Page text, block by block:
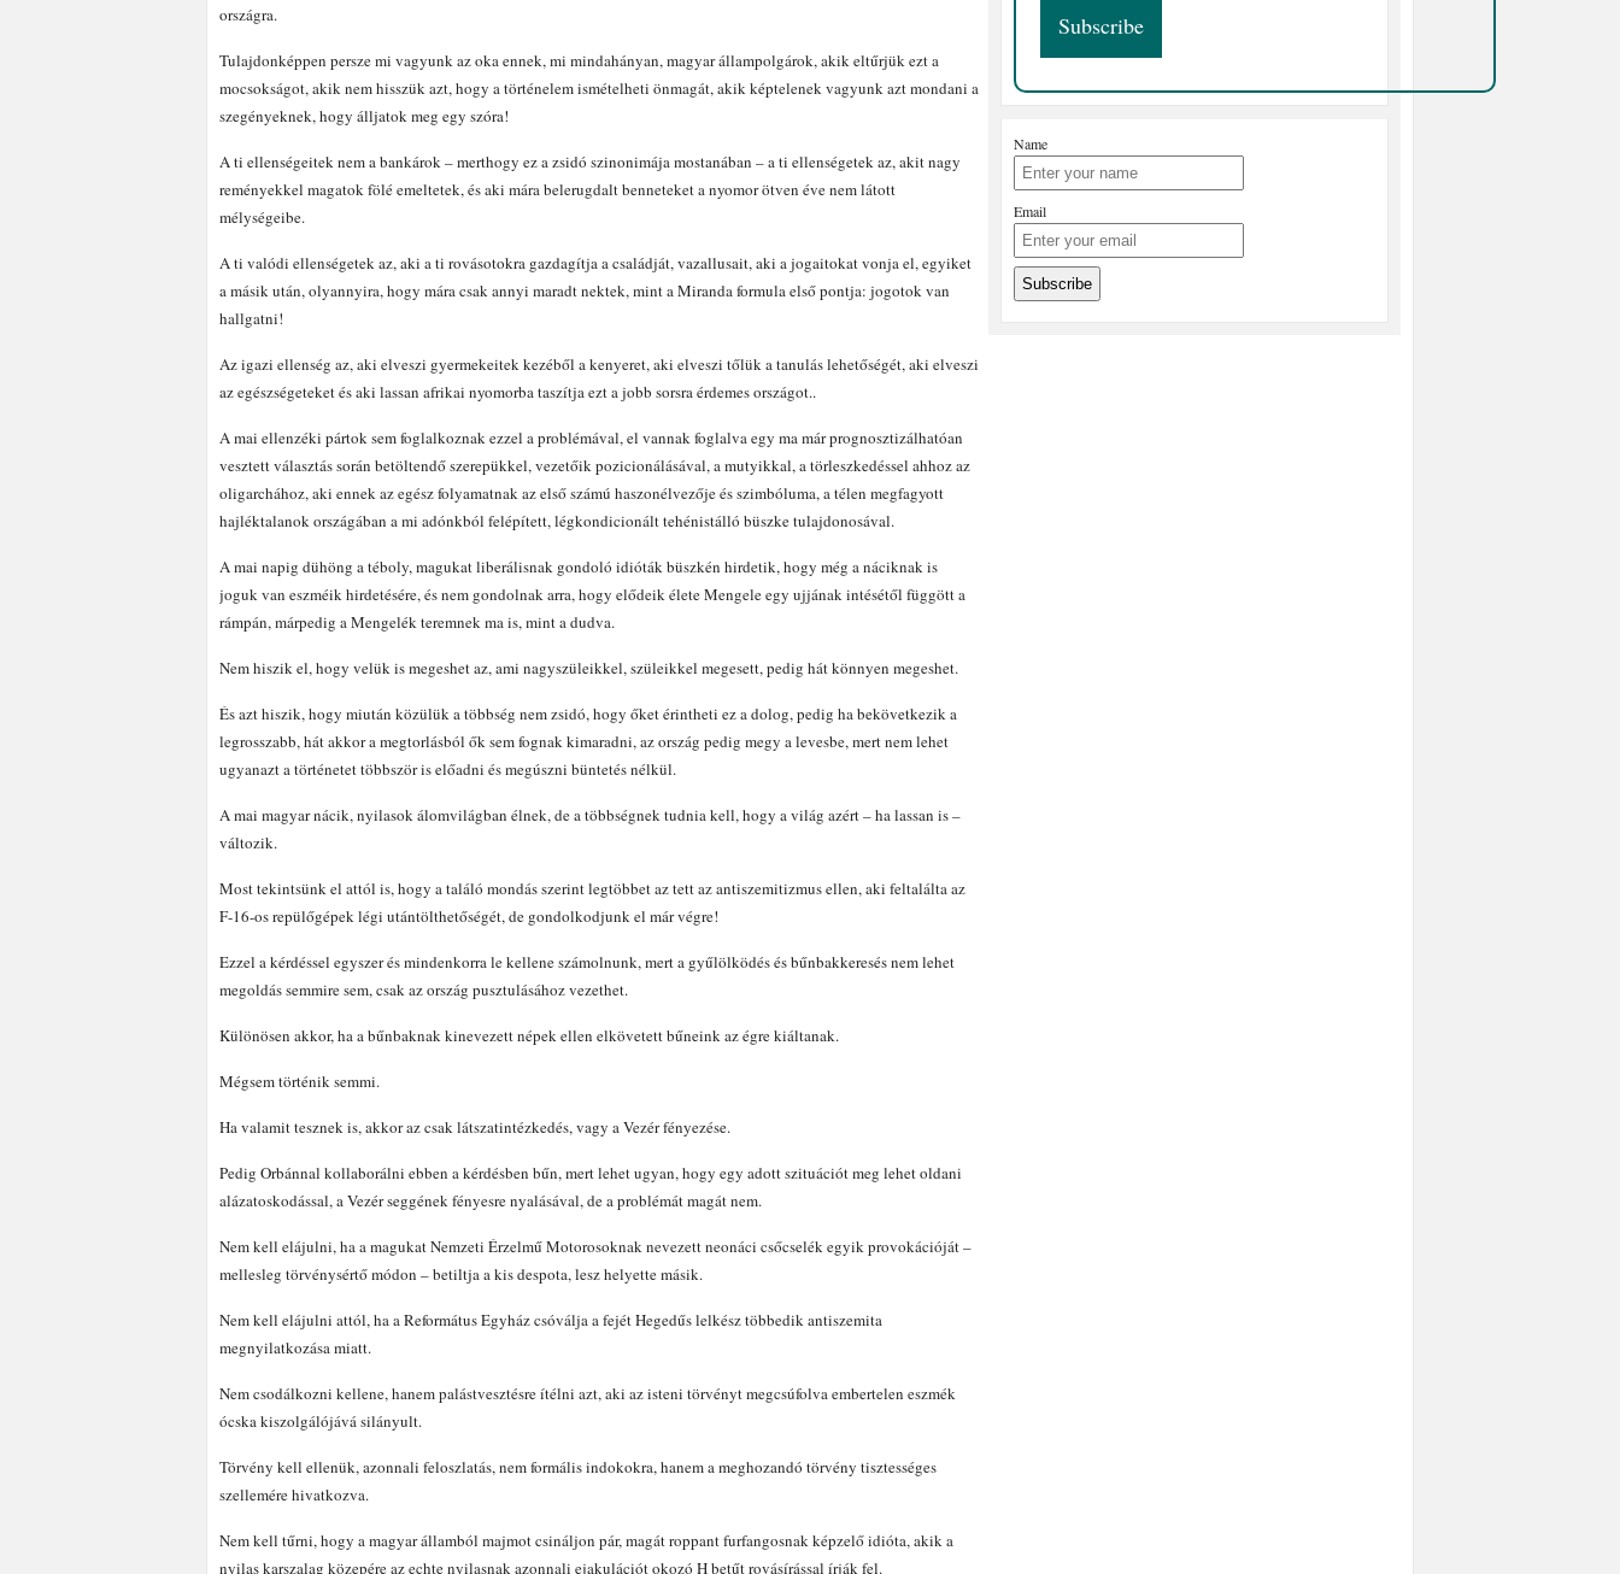
országra.
Tulajdonképpen persze mi vagyunk az oka ennek, mi mindahányan, magyar állampolgárok, akik eltűrjük ezt a
mocsokságot, akik nem hisszük azt, hogy a történelem ismételheti önmagát, akik képtelenek vagyunk azt mondani a
szegényeknek, hogy álljatok meg egy szóra!
A ti ellenségeitek nem a bankárok – merthogy ez a zsidó szinonimája mostanában – a ti ellenségetek az, akit nagy
reményekkel magatok fölé emeltetek, és aki mára belerugdalt benneteket a nyomor ötven éve nem látott
mélységeibe.
A ti valódi ellenségetek az, aki a ti rovásotokra gazdagítja a családját, vazallusait, aki a jogaitokat vonja el, egyiket
a másik után, olyannyira, hogy mára csak annyi maradt nektek, mint a Miranda formula első pontja: jogotok van
hallgatni!
Az igazi ellenség az, aki elveszi gyermekeitek kezéből a kenyeret, aki elveszi tőlük a tanulás lehetőségét, aki elveszi
az egészségeteket és aki lassan afrikai nyomorba taszítja ezt a jobb sorsra érdemes országot..
A mai ellenzéki pártok sem foglalkoznak ezzel a problémával, el vannak foglalva egy ma már prognosztizálhatóan
vesztett választás során betöltendő szerepükkel, vezetőik pozicionálásával, a mutyikkal, a törleszkedéssel ahhoz az
oligarchához, aki ennek az egész folyamatnak az első számú haszonélvezője és szimbóluma, a télen megfagyott
hajléktalanok országában a mi adónkból felépített, légkondicionált tehénistálló büszke tulajdonosával.
A mai napig dühöng a téboly, magukat liberálisnak gondoló idióták büszkén hirdetik, hogy még a náciknak is
joguk van eszméik hirdetésére, és nem gondolnak arra, hogy elődeik élete Mengele egy ujjának intésétől függött a
rámpán, márpedig a Mengelék teremnek ma is, mint a dudva.
Nem hiszik el, hogy velük is megeshet az, ami nagyszüleikkel, szüleikkel megesett, pedig hát könnyen megeshet.
És azt hiszik, hogy miután közülük a többség nem zsidó, hogy őket érintheti ez a dolog, pedig ha bekövetkezik a
legrosszabb, hát akkor a megtorlásból ők sem fognak kimaradni, az ország pedig megy a levesbe, mert nem lehet
ugyanazt a történetet többször is előadni és megúszni büntetés nélkül.
A mai magyar nácik, nyilasok álomvilágban élnek, de a többségnek tudnia kell, hogy a világ azért – ha lassan is –
változik.
Most tekintsünk el attól is, hogy a találó mondás szerint legtöbbet az tett az antiszemitizmus ellen, aki feltalálta az
F-16-os repülőgépek légi utántölthetőségét, de gondolkodjunk el már végre!
Ezzel a kérdéssel egyszer és mindenkorra le kellene számolnunk, mert a gyűlölködés és bűnbakkeresés nem lehet
megoldás semmire sem, csak az ország pusztulásához vezethet.
Különösen akkor, ha a bűnbaknak kinevezett népek ellen elkövetett bűneink az égre kiáltanak.
Mégsem történik semmi.
Ha valamit tesznek is, akkor az csak látszatintézkedés, vagy a Vezér fényezése.
Pedig Orbánnal kollaborálni ebben a kérdésben bűn, mert lehet ugyan, hogy egy adott szituációt meg lehet oldani
alázatoskodással, a Vezér seggének fényesre nyalásával, de a problémát magát nem.
Nem kell elájulni, ha a magukat Nemzeti Érzelmű Motorosoknak nevezett neonáci csőcselék egyik provokációját –
mellesleg törvénysértő módon – betiltja a kis despota, lesz helyette másik.
Nem kell elájulni attól, ha a Református Egyház csóválja a fejét Hegedűs lelkész többedik antiszemita
megnyilatkozása miatt.
Nem csodálkozni kellene, hanem palástvesztésre ítélni azt, aki az isteni törvényt megcsúfolva embertelen eszmék
ócska kiszolgálójává silányult.
Törvény kell ellenük, azonnali feloszlatás, nem formális indokokra, hanem a meghozandó törvény tisztességes
szellemére hivatkozva.
Nem kell tűrni, hogy a magyar államból majmot csináljon pár, magát roppant furfangosnak képzelő idióta, akik a
nyilas karszalag közepére az echte nyilasnak azonnali ejakulációt okozó H betűt rovásírással írják fel.
Name
Email